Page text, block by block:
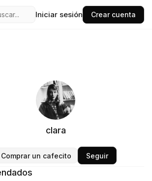
Iniciar sesión Crear cuenta
clara
Comprar un cafecito Seguir